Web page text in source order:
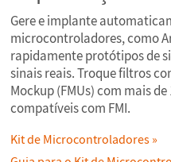
Gere e implante
microcontroladores, como
rapidamente protótipos de
sinais reais. Troque filtros
Mockup (FMUs) com mais
compatíveis com FMI.
Kit de Microcontroladores